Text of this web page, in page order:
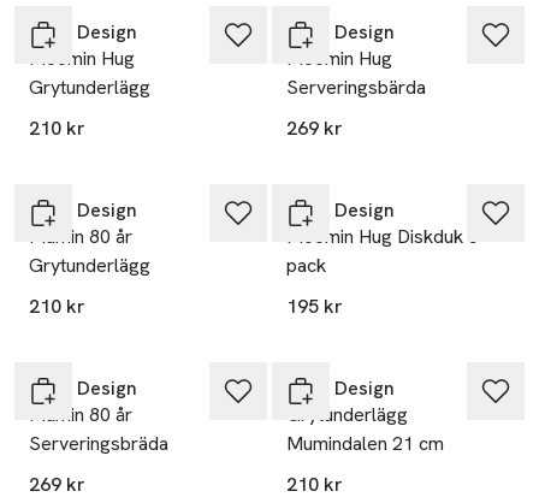
Opto Design
Moomin Hug
Grytunderlägg
210 kr
Opto Design
Moomin Hug
Serveringsbärda
269 kr
Opto Design
Mumin 80 år
Grytunderlägg
210 kr
Opto Design
Moomin Hug Diskduk 5-
pack
195 kr
Opto Design
Mumin 80 år
Serveringsbräda
269 kr
Opto Design
Grytunderlägg
Mumindalen 21 cm
210 kr